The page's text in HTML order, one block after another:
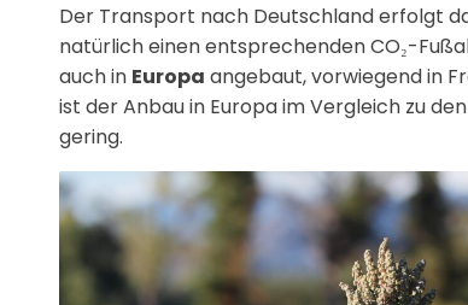
Der Transport nach Deutschland erfolgt
natürlich einen entsprechenden CO₂-
auch in Europa angebaut, vorwiegend in
ist der Anbau in Europa im Vergleich zu
gering.